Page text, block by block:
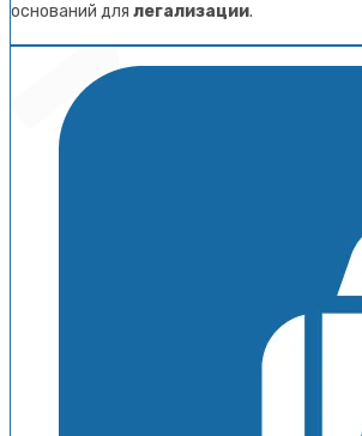
оснований для легализации.